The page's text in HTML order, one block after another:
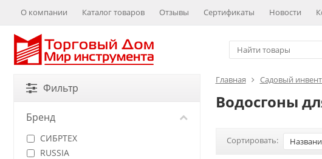
О компании Каталог товаров Отзывы Сертификаты Новости
Главная Садовый
Водосгоны
Сортировать:
Фильтр
Бренд
СИБРТЕХ
RUSSIA